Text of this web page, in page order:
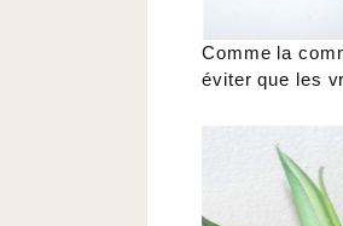
Comme la
éviter que les